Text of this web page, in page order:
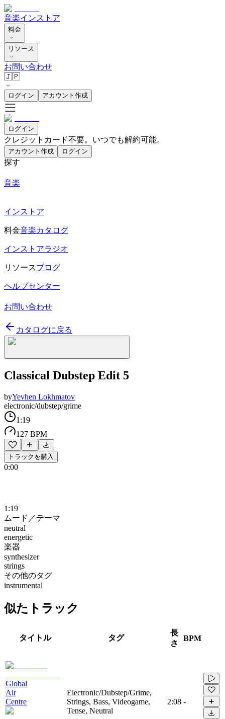
音楽インストア
料金
リソース
お問い合わせ
🇯🇵
ログイン アカウント作成
ログイン
クレジットカード不要。いつでも解約可能。
アカウント作成 ログイン
探す
音楽
インストア
料金音楽カタログ
インストアラジオ
リソースブログ
ヘルプセンター
お問い合わせ
カタログに戻る
Classical Dubstep Edit 5
byYevhen Lokhmatov
electronic/dubstep/grime
1:19
127 BPM
トラックを購入
0:00
1:19
ムード／テーマ
neutral
energetic
楽器
synthesizer
strings
その他のタグ
instrumental
似たトラック
タイトル タグ
長
さ
BPM
Global
Air
Centre
Electronic/Dubstep/Grime,
Strings, Bass, Videogame,
Tense, Neutral
2:08 -